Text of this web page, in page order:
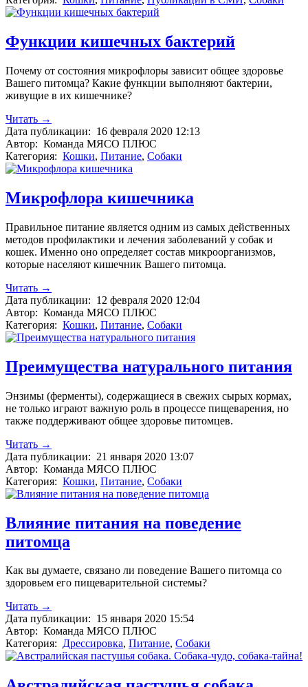
Функции кишечных бактерий
Почему от состояния микрофлоры зависит общее здоровье
Вашего питомца? Какие функции выполняют бактерии,
живущие в их кишечнике?
Читать →
Дата публикации: 16 февраля 2020 12:13
Автор: Команда МЯСО ПЛЮС
Категория: Кошки, Питание, Собаки
Микрофлора кишечника
Правильное питание является одним из самых действенных
методов профилактики и лечения заболеваний у собак и
кошек. Именно оно определяет состав микроорганизмов,
которые населяют кишечник Вашего питомца.
Читать →
Дата публикации: 12 февраля 2020 12:04
Автор: Команда МЯСО ПЛЮС
Категория: Кошки, Питание, Собаки
Преимущества натурального питания
Энзимы (ферменты), содержащиеся в свежих сырых кормах,
не только играют важную роль в процессе пищеварения, но
также поддерживают общее здоровье питомцев.
Читать →
Дата публикации: 21 января 2020 13:07
Автор: Команда МЯСО ПЛЮС
Категория: Кошки, Питание, Собаки
Влияние питания на поведение
питомца
Как вы думаете, связано ли поведение Вашего питомца со
здоровьем его пищеварительной системы?
Читать →
Дата публикации: 15 января 2020 15:54
Автор: Команда МЯСО ПЛЮС
Категория: Дрессировка, Питание, Собаки